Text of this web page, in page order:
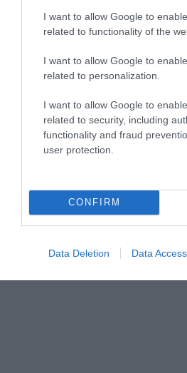
I want to allow Google to
related to functionality of the
I want to allow Google to
related to personalization.
I want to allow Google to
related to security, including
functionality and fraud
user protection.
CONFIRM
Data Deletion Data Access
Se souvenir de moi
Se
Vous n'avez pas de